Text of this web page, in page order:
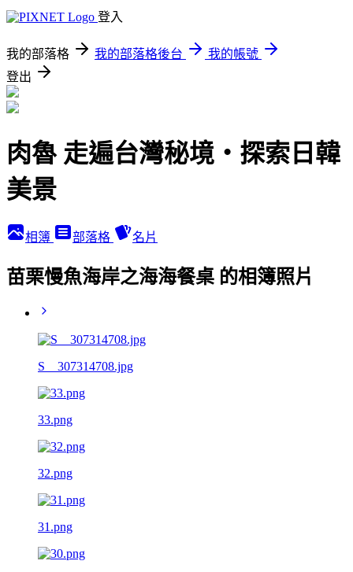
登入
我的部落格 我的部落格後台
我的帳號
登出
肉魯 走遍台灣秘境・探索日韓
美景
相簿 部落格 名片
苗栗慢魚海岸之海海餐桌 的相簿照片
S__307314708.jpg
33.png
32.png
31.png